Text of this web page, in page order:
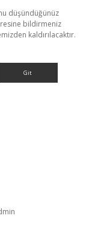
düşündüğünüz
bildirmeniz
kaldırılacaktır.